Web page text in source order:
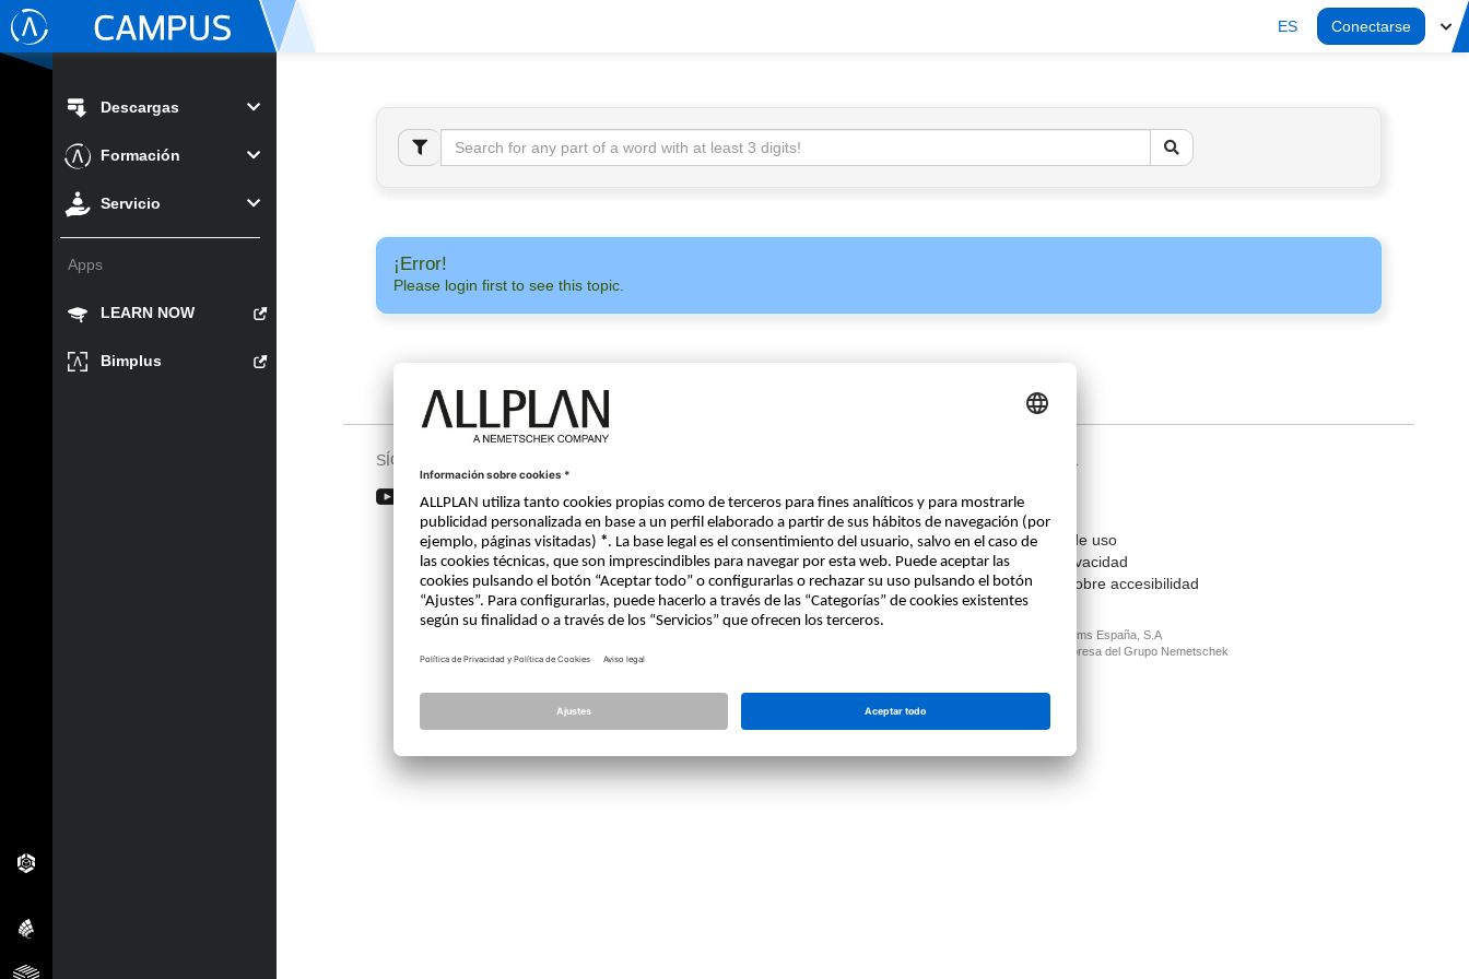
ES Conectarse
Descargas
Formación
Servicio
Apps
LEARN NOW
Bimplus
¡Error!
Please login first to see this topic.
SÍGUENOS EN
Licencia
Ajustes de privacidad
Allplan
Allplan Connect
Contacto
Aviso legal
Condiciones de uso
Política de privacidad
Información sobre accesibilidad
© ALLPLAN Systems España, S.A
ALLPLAN, un empresa del Grupo Nemetschek